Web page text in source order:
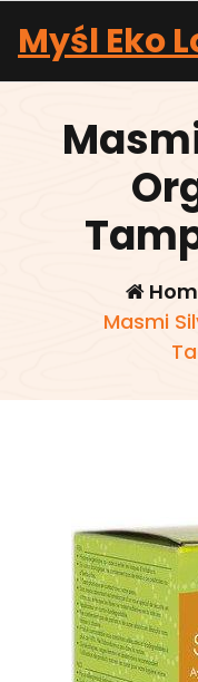
content
Myśl Eko
Masmi